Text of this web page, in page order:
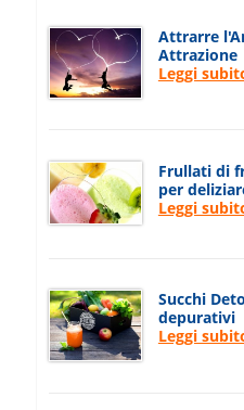
Attrarre
Attrazione
Leggi
Frullati di
per
Leggi
Succhi
depurativi
Leggi